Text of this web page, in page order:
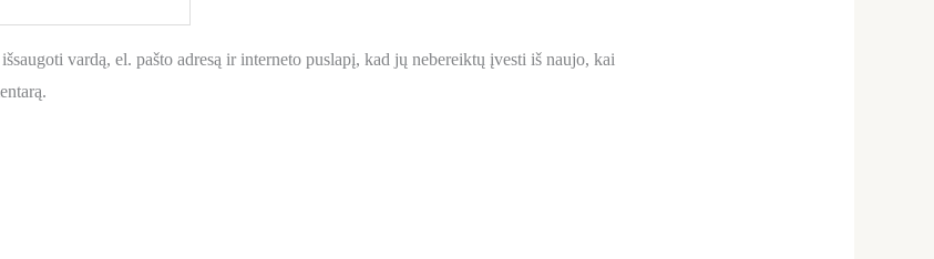
vardą, el. pašto adresą ir interneto puslapį, kad jų nebereiktų įvesti iš naujo, kai